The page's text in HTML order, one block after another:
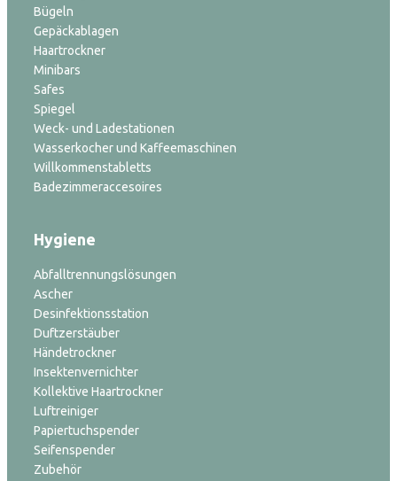
Bügeln
Gepäckablagen
Haartrockner
Minibars
Safes
Spiegel
Weck- und Ladestationen
Wasserkocher und Kaffeemaschinen
Willkommenstabletts
Badezimmeraccesoires
Hygiene
Abfalltrennungslösungen
Ascher
Desinfektionsstation
Duftzerstäuber
Händetrockner
Insektenvernichter
Kollektive Haartrockner
Luftreiniger
Papiertuchspender
Seifenspender
Zubehör